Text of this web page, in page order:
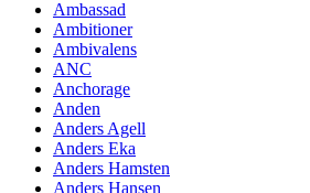
Ambassad
Ambitioner
Ambivalens
ANC
Anchorage
Anden
Anders Agell
Anders Eka
Anders Hamsten
Anders Hansen